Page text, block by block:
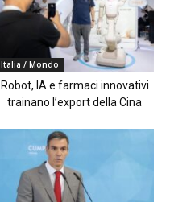
Italia / Mondo
Robot, IA e farmaci innovativi
trainano l’export della Cina